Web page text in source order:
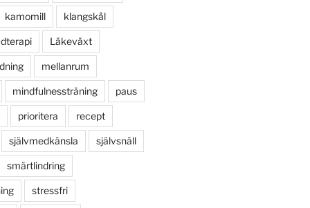
kamomill klangskål
Läkeväxt
mellanrum
mindfulnessträning paus
prioritera recept
självmedkänsla självsnäll
smärtlindring
stressfri